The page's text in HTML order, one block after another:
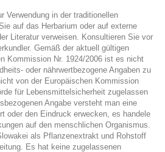
Verwendung in der traditionellen
auf das Herbarium oder auf externe
Literatur verweisen. Konsultieren Sie vor
Gemäß der aktuell gültigen
Kommission Nr. 1924/2006 ist es nicht
oder nährwertbezogene Angaben zu
von der Europäischen Kommission
für Lebensmittelsicherheit zugelassen
Angabe versteht man eine
oder den Eindruck erwecken, es handele
auf den menschlichen Organismus.
als Pflanzenextrakt und Rohstoff
Es hat keine zugelassenen